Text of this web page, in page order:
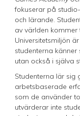
fokuserar på
och lärande.
av världen kommer
Universitetsmiljön
studenterna
utan också i själva
Studenterna lär sig
arbetsbaserade
som de använder
utvärderar inte